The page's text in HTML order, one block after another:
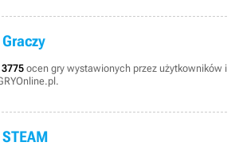
Graczy
3775 ocen gry wystawionych przez użytkowników i
STEAM